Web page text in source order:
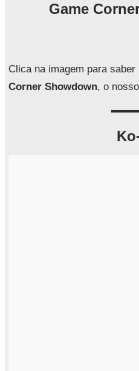
a
r
Game
Clica na imagem para
Corner Showdown, o